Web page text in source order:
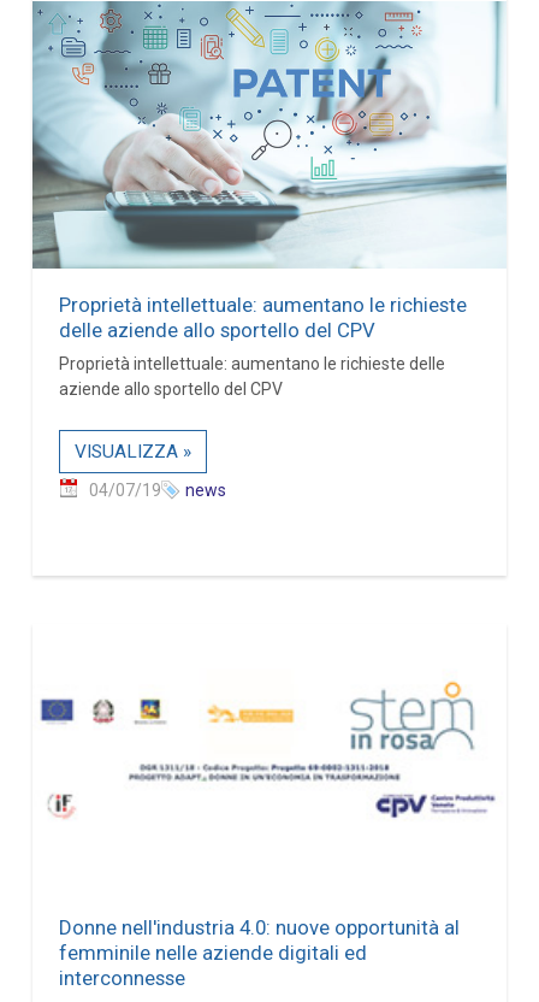
Proprietà intellettuale: aumentano le richieste
delle aziende allo sportello del CPV
Proprietà intellettuale: aumentano le richieste delle
aziende allo sportello del CPV
VISUALIZZA »
04/07/19 news
Donne nell'industria 4.0: nuove opportunità al
femminile nelle aziende digitali ed
interconnesse